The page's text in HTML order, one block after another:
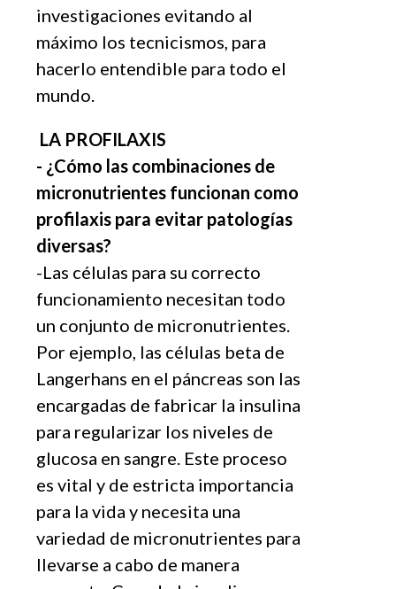
investigaciones evitando al
máximo los tecnicismos, para
hacerlo entendible para todo el
mundo.
LA PROFILAXIS
- ¿Cómo las combinaciones de
micronutrientes funcionan como
profilaxis para evitar patologías
diversas?
-Las células para su correcto
funcionamiento necesitan todo
un conjunto de micronutrientes.
Por ejemplo, las células beta de
Langerhans en el páncreas son las
encargadas de fabricar la insulina
para regularizar los niveles de
glucosa en sangre. Este proceso
es vital y de estricta importancia
para la vida y necesita una
variedad de micronutrientes para
llevarse a cabo de manera